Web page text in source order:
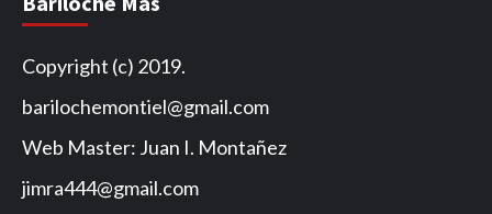
Copyright (c) 2019.
barilochemontiel@gmail.com
Web Master: Juan I. Montañez
jimra444@gmail.com